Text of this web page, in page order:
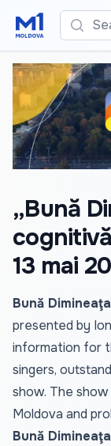
Search
„Bună
13 mai
Bună Dimineaţa
presented by
information for
singers,
show. The
Moldova and
Bună Dimineaţa